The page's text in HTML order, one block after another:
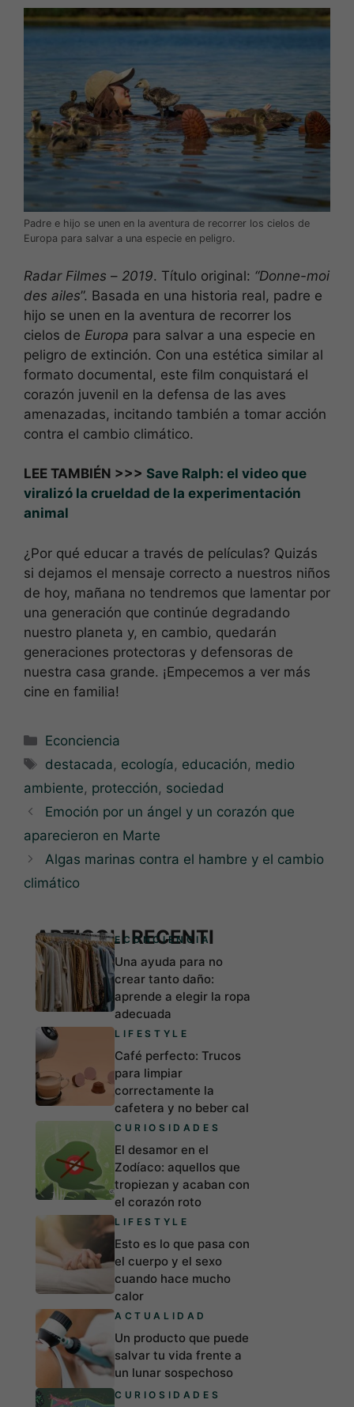
Padre e hijo se unen en la aventura de recorrer los cielos de
Europa para salvar a una especie en peligro.
Radar Filmes – 2019. Título original: “Donne-moi
des ailes”. Basada en una historia real, padre e
hijo se unen en la aventura de recorrer los
cielos de Europa para salvar a una especie en
peligro de extinción. Con una estética similar al
formato documental, este film conquistará el
corazón juvenil en la defensa de las aves
amenazadas, incitando también a tomar acción
contra el cambio climático.
LEE TAMBIÉN >>> Save Ralph: el video que
viralizó la crueldad de la experimentación
animal
¿Por qué educar a través de películas? Quizás
si dejamos el mensaje correcto a nuestros niños
de hoy, mañana no tendremos que lamentar por
una generación que continúe degradando
nuestro planeta y, en cambio, quedarán
generaciones protectoras y defensoras de
nuestra casa grande. ¡Empecemos a ver más
cine en familia!
Categorías
Econciencia
Etiquetas
destacada, ecología, educación, medio
ambiente, protección, sociedad
Emoción por un ángel y un corazón que
aparecieron en Marte
Algas marinas contra el hambre y el cambio
climático
ARTICOLI RECENTI
ECONCIENCIA
Una ayuda para no
crear tanto daño:
aprende a elegir la ropa
adecuada
LIFESTYLE
Café perfecto: Trucos
para limpiar
correctamente la
cafetera y no beber cal
CURIOSIDADES
El desamor en el
Zodíaco: aquellos que
tropiezan y acaban con
el corazón roto
LIFESTYLE
Esto es lo que pasa con
el cuerpo y el sexo
cuando hace mucho
calor
ACTUALIDAD
Un producto que puede
salvar tu vida frente a
un lunar sospechoso
CURIOSIDADES